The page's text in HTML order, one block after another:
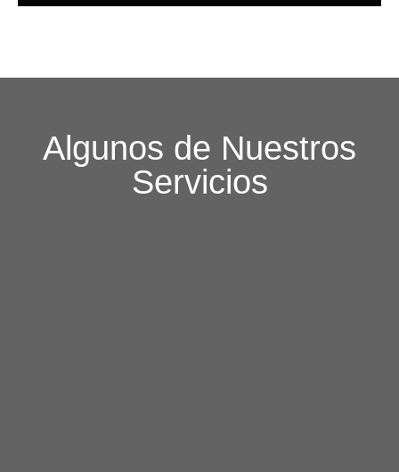
Algunos de Nuestros
Servicios